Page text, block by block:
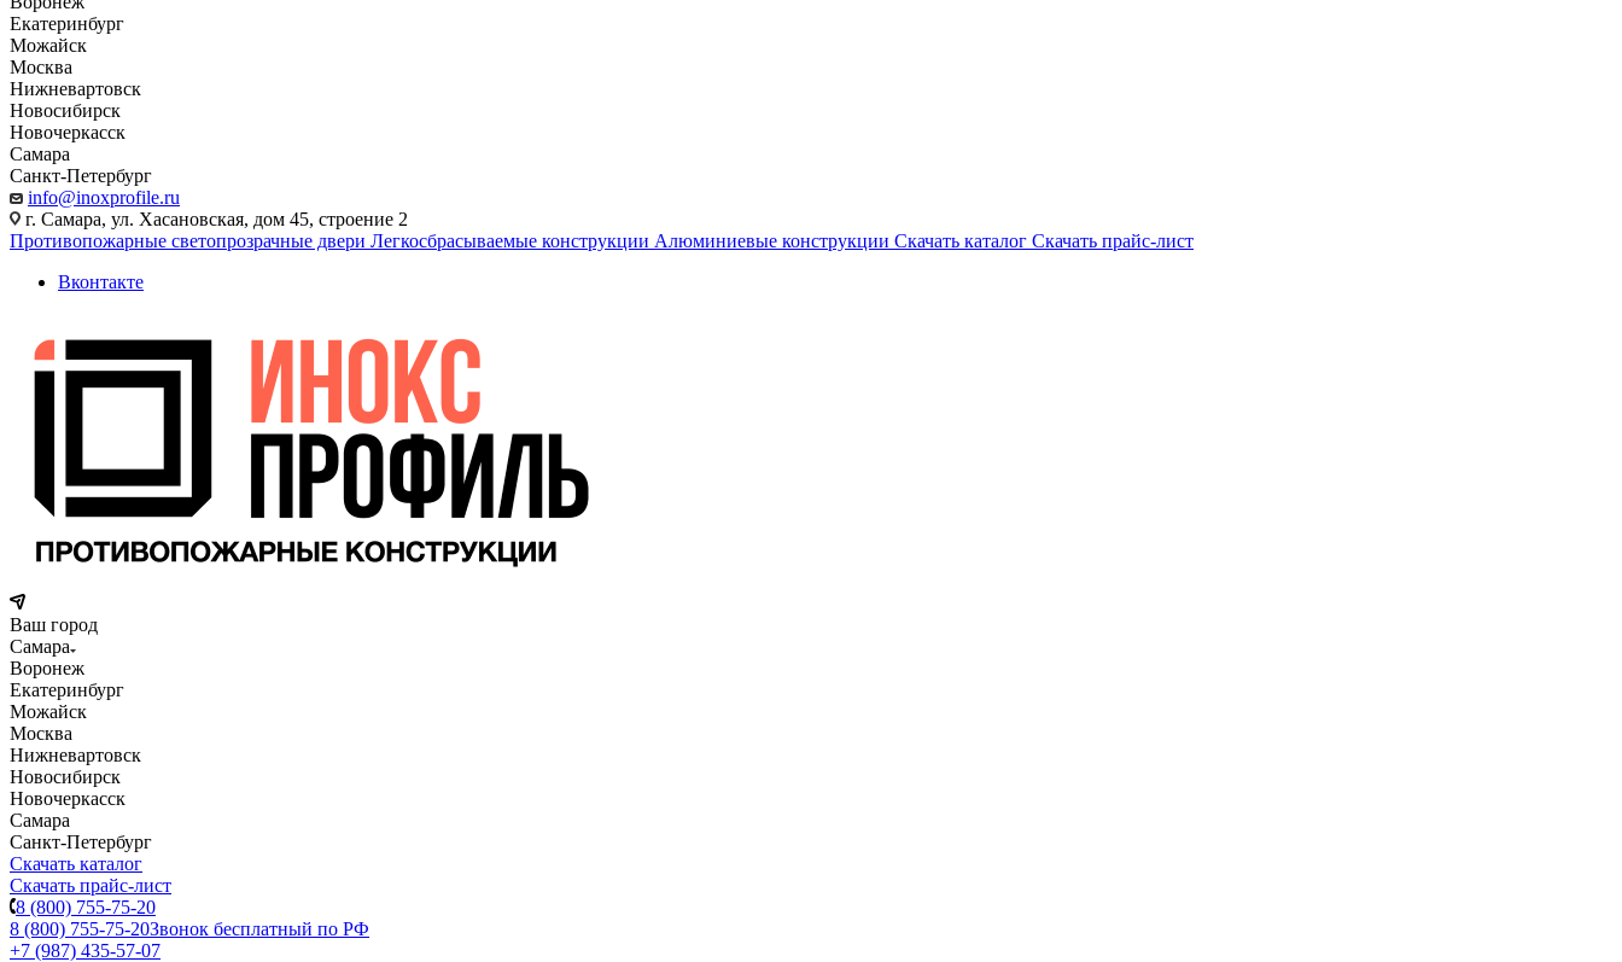
Екатеринбург
Можайск
Москва
Нижневартовск
Новосибирск
Новочеркасск
Самара
Санкт-Петербург
info@inoxprofile.ru
г. Самара, ул. Хасановская, дом 45, строение 2
Противопожарные светопрозрачные двери Легкосбрасываемые конструкции Алюминиевые конструкции Скачать каталог Скачать прайс-лист
Вконтакте
Ваш город
Самара
Воронеж
Екатеринбург
Можайск
Москва
Нижневартовск
Новосибирск
Новочеркасск
Самара
Санкт-Петербург
Скачать каталог
Скачать прайс-лист
8 (800) 755-75-20
8 (800) 755-75-20Звонок бесплатный по РФ
+7 (987) 435-57-07